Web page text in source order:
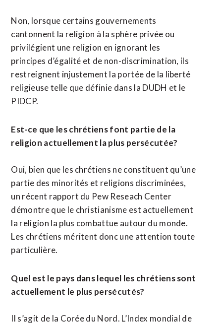
Non, lorsque certains gouvernements
cantonnent la religion à la sphère privée ou
privilégient une religion en ignorant les
principes d’égalité et de non-discrimination, ils
restreignent injustement la portée de la liberté
religieuse telle que définie dans la DUDH et le
PIDCP.
Est-ce que les chrétiens font partie de la
religion actuellement la plus persécutée?
Oui, bien que les chrétiens ne constituent qu’une
partie des minorités et religions discriminées,
un récent rapport du Pew Reseach Center
démontre que le christianisme est actuellement
la religion la plus combattue autour du monde.
Les chrétiens méritent donc une attention toute
particulière.
Quel est le pays dans lequel les chrétiens sont
actuellement le plus persécutés?
Il s’agit de la Corée du Nord. L’Index mondial de